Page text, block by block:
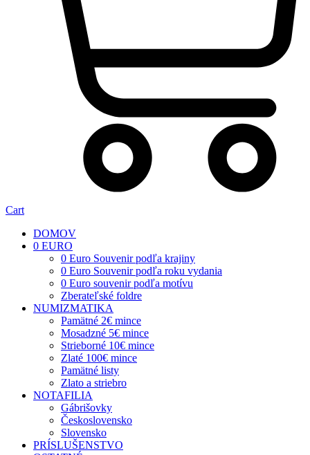
Cart
DOMOV
0 EURO
0 Euro Souvenir podľa krajiny
0 Euro Souvenir podľa roku vydania
0 Euro souvenir podľa motívu
Zberateľské foldre
NUMIZMATIKA
Pamätné 2€ mince
Mosadzné 5€ mince
Strieborné 10€ mince
Zlaté 100€ mince
Pamätné listy
Zlato a striebro
NOTAFILIA
Gábrišovky
Československo
Slovensko
PRÍSLUŠENSTVO